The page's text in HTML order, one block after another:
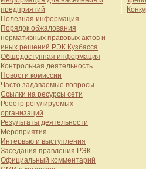
предприятий
Полезная информация
Порядок обжалования
нормативных правовых актов и
иных решений РЭК Кузбасса
Общедоступная информация
Контрольная деятельность
Новости комиссии
Часто задаваемые вопросы
Ссылки на ресурсы сети
Реестр регулируемых
организаций
Результаты деятельности
Мероприятия
Интервью и выступления
Заседания правления РЭК
Официальный комментарий